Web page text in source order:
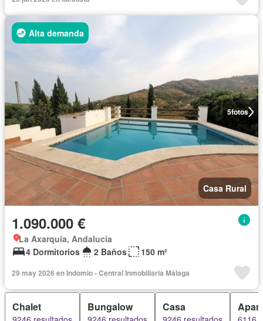
5fotos
Alta demanda
Casa Rural
1.090.000 €
La Axarquía, Andalucía
4 Dormitorios
2 Baños 150 m²
29 may 2026 en Indomio - Central Inmobiliaria Málaga
Chalet Bungalow Casa